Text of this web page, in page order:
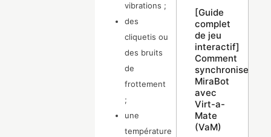
vibrations ;
des
cliquetis ou
des bruits
de
frottement
;
une
température
[Guide
complet
de jeu
interactif]
Comment
synchroniser
MiraBot
avec
Virt-a-
Mate
(VaM)